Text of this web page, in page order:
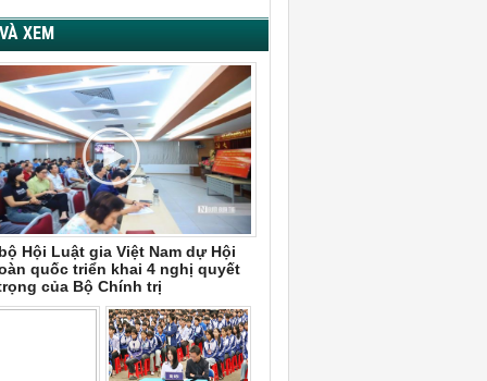
XEM
Hội Luật gia Việt Nam dự Hội
quốc triển khai 4 nghị quyết
của Bộ Chính trị